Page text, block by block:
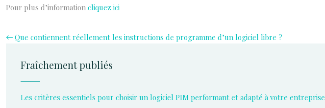
Pour plus d’information cliquez ici
Que contiennent réellement les instructions de programme d’un logiciel libre ?
Fraîchement publiés
Les critères essentiels pour choisir un logiciel PIM performant et adapté à votre entreprise